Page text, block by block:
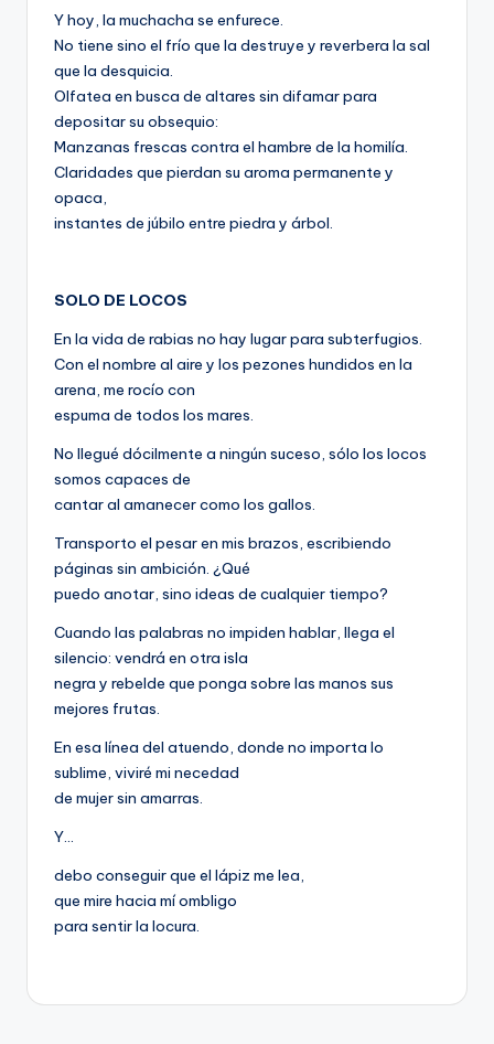
Y hoy, la muchacha se enfurece.
No tiene sino el frío que la destruye y reverbera la sal
que la desquicia.
Olfatea en busca de altares sin difamar para
depositar su obsequio:
Manzanas frescas contra el hambre de la homilía.
Claridades que pierdan su aroma permanente y
opaca,
instantes de júbilo entre piedra y árbol.
SOLO DE LOCOS
En la vida de rabias no hay lugar para subterfugios.
Con el nombre al aire y los pezones hundidos en la
arena, me rocío con
espuma de todos los mares.
No llegué dócilmente a ningún suceso, sólo los locos
somos capaces de
cantar al amanecer como los gallos.
Transporto el pesar en mis brazos, escribiendo
páginas sin ambición. ¿Qué
puedo anotar, sino ideas de cualquier tiempo?
Cuando las palabras no impiden hablar, llega el
silencio: vendrá en otra isla
negra y rebelde que ponga sobre las manos sus
mejores frutas.
En esa línea del atuendo, donde no importa lo
sublime, viviré mi necedad
de mujer sin amarras.
Y…
debo conseguir que el lápiz me lea,
que mire hacia mí ombligo
para sentir la locura.